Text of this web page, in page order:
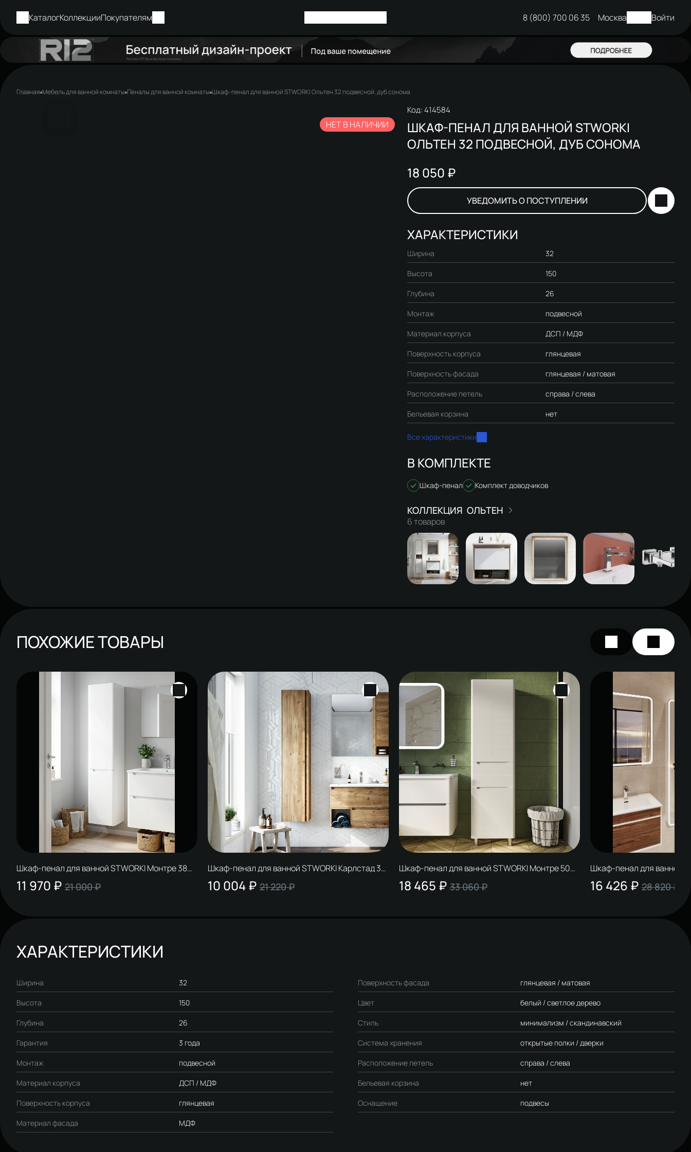
КаталогКоллекцииПокупателям 8 (800) 700 06 35 Москва Войти
Главная Мебель для ванной комнаты Пеналы для ванной комнаты Шкаф-пенал для ванной STWORKI Ольтен 32 подвесной, дуб сонома
НЕТ В НАЛИЧИИ
Код:414584
ШКАФ-ПЕНАЛ ДЛЯ ВАННОЙ STWORKI
ОЛЬТЕН 32 ПОДВЕСНОЙ, ДУБ СОНОМА
18 050 ₽
УВЕДОМИТЬ О ПОСТУПЛЕНИИ
ХАРАКТЕРИСТИКИ
Ширина 32
Высота 150
Глубина 26
Монтаж подвесной
Материал корпуса ДСП / МДФ
Поверхность корпуса глянцевая
Поверхность фасада глянцевая / матовая
Расположение петель справа / слева
Бельевая корзина нет
Все характеристики
В КОМПЛЕКТЕ
Шкаф-пенал Комплект доводчиков
ОЛЬТЕН
6 товаров
ПОХОЖИЕ ТОВАРЫ
Шкаф-пенал для ванной STWORKI Монтре 38
подвесной, белый
11 970 ₽ 21 000 ₽
Шкаф-пенал для ванной STWORKI Карлстад 30
дуб рустикальный
10 004 ₽ 21 220 ₽
Шкаф-пенал для ванной STWORKI Монтре 50
белый
18 465 ₽ 33 060 ₽
Шкаф-пенал для ванной с
Ольборг 40 подвесной,
16 426 ₽ 28 820 ₽
ХАРАКТЕРИСТИКИ
Ширина 32
Высота 150
Глубина 26
Гарантия 3 года
Монтаж подвесной
Материал корпуса ДСП / МДФ
Поверхность корпуса глянцевая
Материал фасада МДФ
Поверхность фасада глянцевая / матовая
Цвет белый / светлое дерево
Стиль минимализм / скандинавский
Система хранения открытые полки / дверки
Расположение петель справа / слева
Бельевая корзина нет
Оснащение подвесы